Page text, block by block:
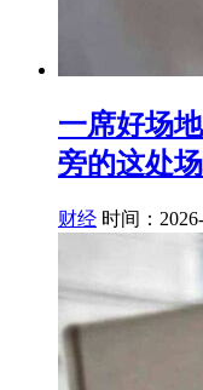
一席好场
旁的这处
财经 时间：